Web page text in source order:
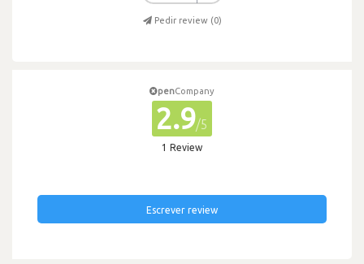
Pedir review (0)
penCompany
2.9/5
1 Review
Escrever review